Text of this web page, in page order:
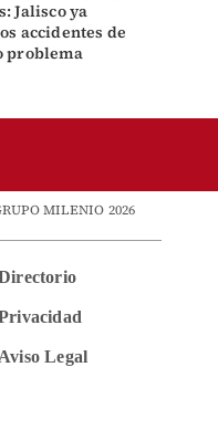
Jalisco ya
accidentes de
problema
MILENIO 2026
Aviso Legal